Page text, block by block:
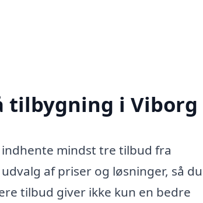
tilbygning i Viborg
mindst tre tilbud fra
af priser og løsninger, så du
tilbud giver ikke kun en bedre